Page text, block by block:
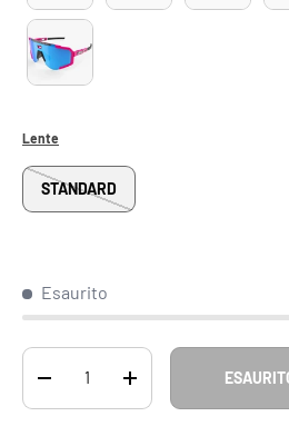
Lente
STANDARD
Esaurito
Q.tà
DIMINUIRE LA QUANTITÀ
AUMENTA LA